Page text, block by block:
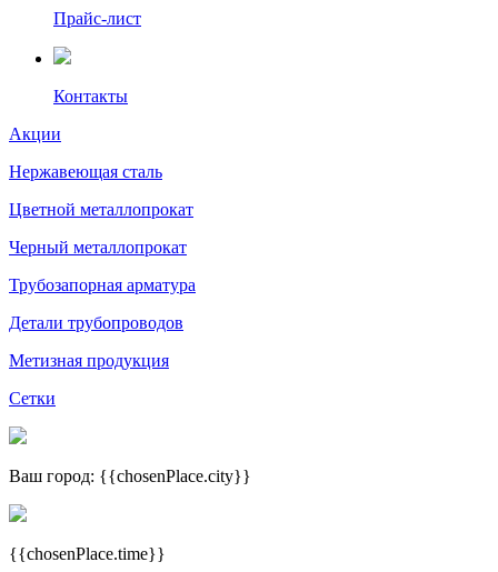
Прайс-лист
Контакты
Акции
Нержавеющая сталь
Цветной металлопрокат
Черный металлопрокат
Трубозапорная арматура
Детали трубопроводов
Метизная продукция
Сетки
Ваш город: {{chosenPlace.city}}
{{chosenPlace.time}}